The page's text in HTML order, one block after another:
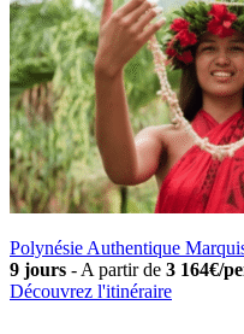
Polynésie Authentique
9 jours - A partir de 3 164€/
Découvrez l'itinéraire